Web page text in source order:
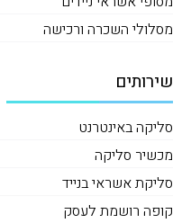
מסלולי השכרה ורכישה
שירותים
סליקה באינטרנט
מכשיר סליקה
סליקת אשראי בנייד
קופה רושמת לעסק